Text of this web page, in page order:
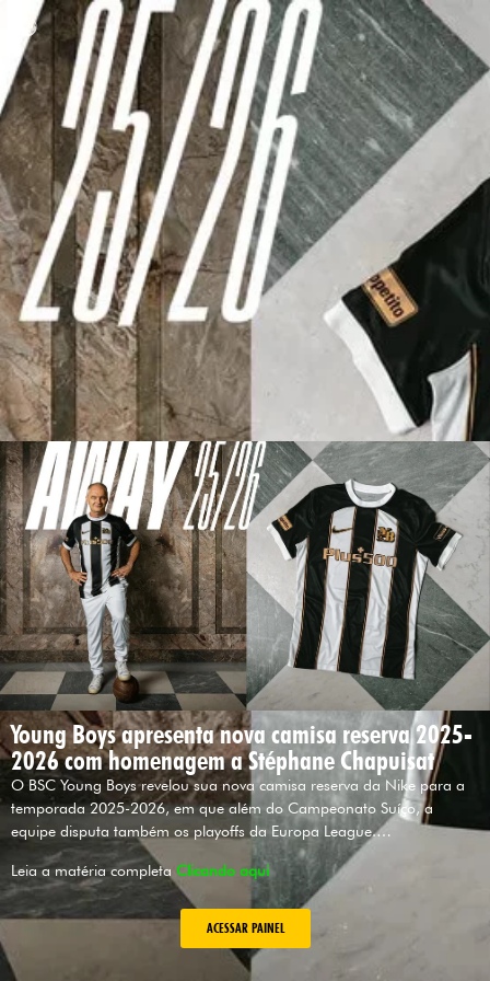
Young Boys apresenta nova camisa reserva 2025-
2026 com homenagem a Stéphane Chapuisat
O BSC Young Boys revelou sua nova camisa reserva da Nike para a
temporada 2025-2026, em que além do Campeonato Suíço, a
equipe disputa também os playoffs da Europa League.…
Leia a matéria completa Clicando aqui
ACESSAR PAINEL